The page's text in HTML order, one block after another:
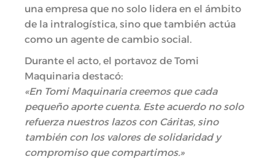
una empresa que no solo lidera en el ámbito
de la intralogística, sino que también actúa
como un agente de cambio social.
Durante el acto, el portavoz de Tomi
Maquinaria destacó:
«En Tomi Maquinaria creemos que cada
pequeño aporte cuenta. Este acuerdo no solo
refuerza nuestros lazos con Cáritas, sino
también con los valores de solidaridad y
compromiso que compartimos.»